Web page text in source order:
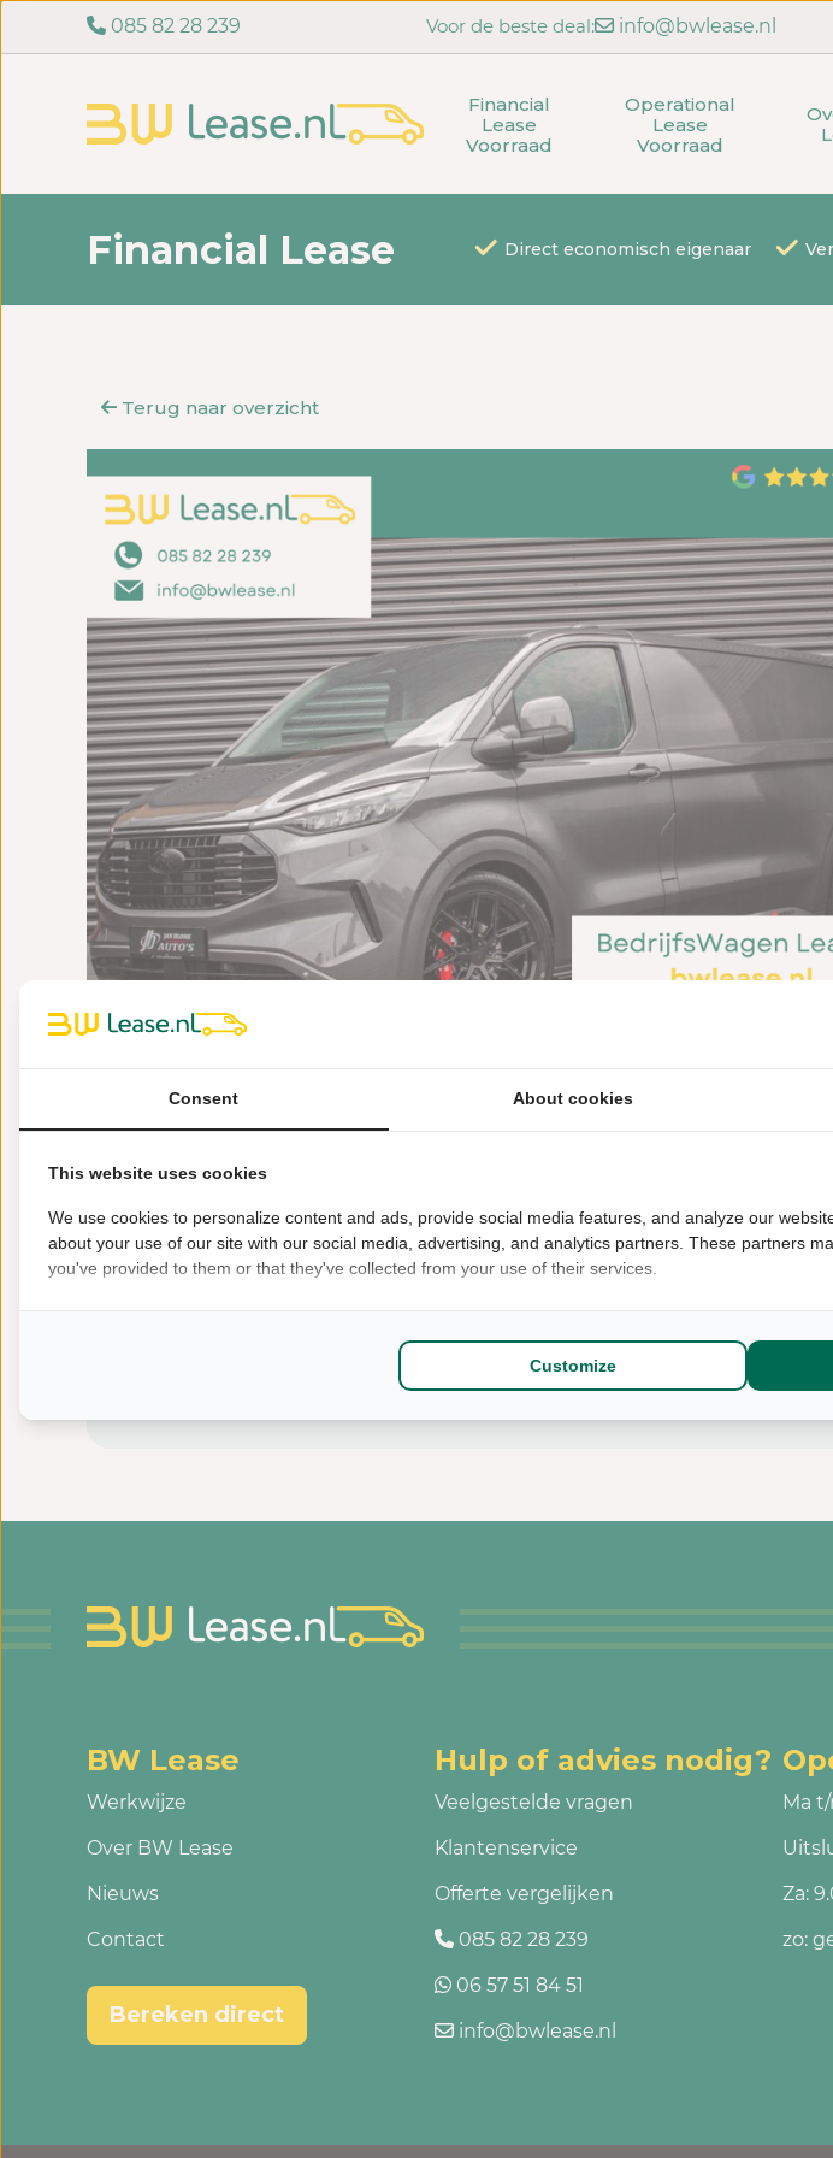
Consent About cookies
This website uses cookies
We use cookies to personalize content and ads, provide social media features, and analyze our
about your use of our site with our social media, advertising, and analytics partners. These partners
you've provided to them or that they've collected from your use of their services.
Customize
085 82 28 239 Voor de beste deal: info@bwlease.nl
Financial
Lease
Voorraad
Operational
Lease
Voorraad
Financial Lease Direct economisch eigenaar
Terug naar overzicht
Bereken... Omschrijving
BW Lease
Werkwijze
Over BW Lease
Nieuws
Contact
Bereken direct
Hulp of advies nodig?
Veelgestelde vragen
Klantenservice
Offerte vergelijken
085 82 28 239
06 57 51 84 51
info@bwlease.nl
Ma
Za:
zo: